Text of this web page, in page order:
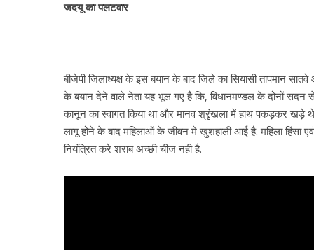
जदयू का पलटवार
बीजेपी जिलाध्यक्ष के इस बयान के बाद जिले का सियासी तापमान
के बयान देने वाले नेता यह भूल गए है कि, विधानमण्डल के दोनों सदन
कानून का स्वागत किया था और मानव श्रृंखला में हाथ पकड़कर खड़े
लागू होने के बाद महिलाओं के जीवन मे खुशहाली आई है. महिला हिंसा
नियंत्रित करे शराब अच्छी चीज नही है.